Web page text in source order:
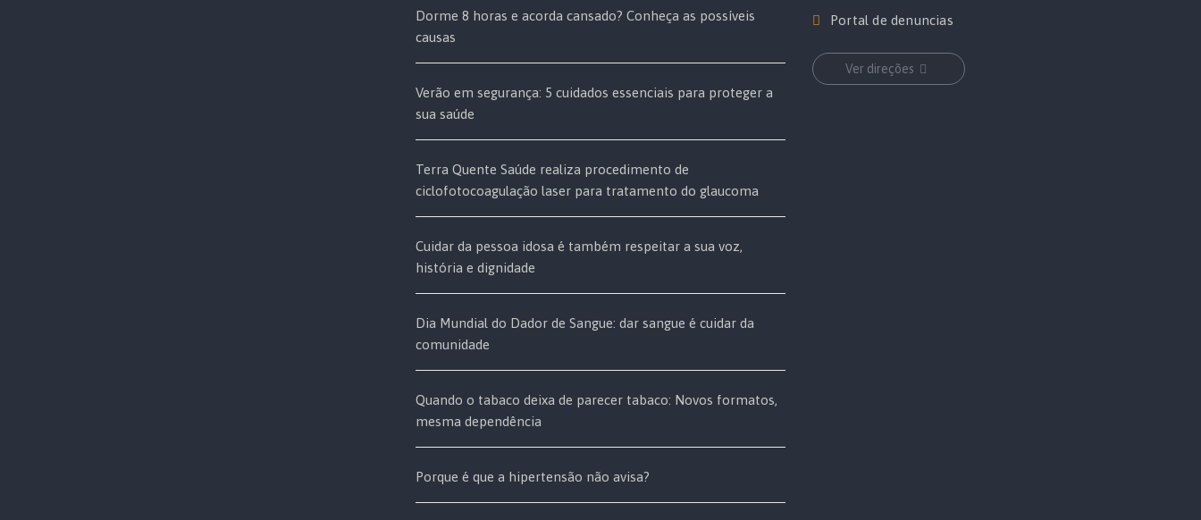
Dorme 8 horas e acorda cansado? Conheça as possíveis
causas
Verão em segurança: 5 cuidados essenciais para proteger a
sua saúde
Terra Quente Saúde realiza procedimento de
ciclofotocoagulação laser para tratamento do glaucoma
Cuidar da pessoa idosa é também respeitar a sua voz,
história e dignidade
Dia Mundial do Dador de Sangue: dar sangue é cuidar da
comunidade
Quando o tabaco deixa de parecer tabaco: Novos formatos,
mesma dependência
Porque é que a hipertensão não avisa?
Portal de denuncias
Ver direções